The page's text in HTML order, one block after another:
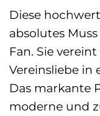
Diese
absolutes
Fan. Sie
Vereinsliebe in
Das markante
moderne und